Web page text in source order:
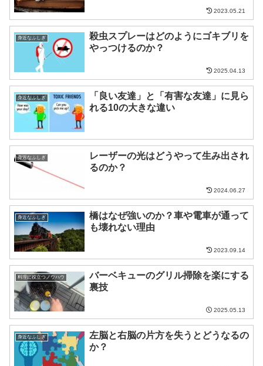
2023.05.21
身近なふしぎ
殺虫スプレーはどのようにゴキブリを
やっつけるのか？
2025.04.13
身近なふしぎ
「良い友達」と「有害な友達」に見ら
れる10の大きな違い
身近なふしぎ
レーザーの光はどうやって生み出され
るのか？
2024.06.27
身近なふしぎ
橋はなぜ強いのか？車や電車が通って
も壊れない理由
2023.09.14
料理に役立つノウハウ
バーベキューのグリル掃除を楽にする
裏技
2025.05.13
身近なふしぎ
左脳と右脳の片方を失うとどうなるの
か？